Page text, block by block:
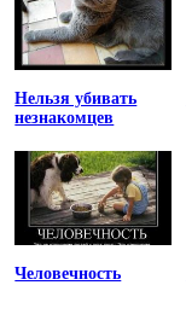
Нельзя убивать
незнакомцев
Человечность